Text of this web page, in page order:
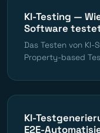
KI-Testing —
Software
Das Testen von
Property-based
KI-
E2E-